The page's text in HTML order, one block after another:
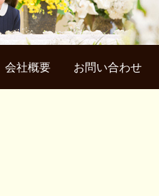
会社概要 お問い合わせ